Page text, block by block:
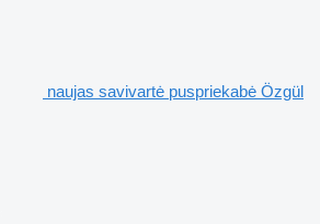
naujas savivartė puspriekabė Özgül